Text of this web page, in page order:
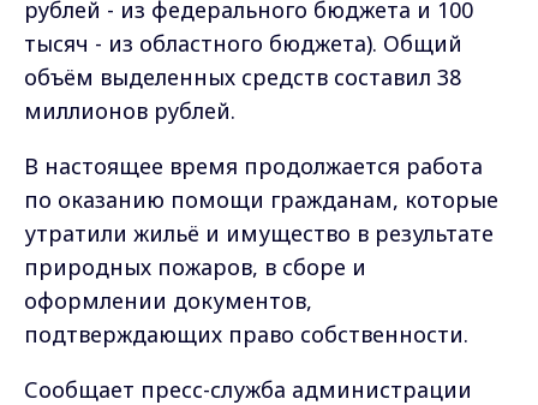
рублей - из федерального бюджета и 100
тысяч - из областного бюджета). Общий
объём выделенных средств составил 38
миллионов рублей.
В настоящее время продолжается работа
по оказанию помощи гражданам, которые
утратили жильё и имущество в результате
природных пожаров, в сборе и
оформлении документов,
подтверждающих право собственности.
Сообщает пресс-служба администрации